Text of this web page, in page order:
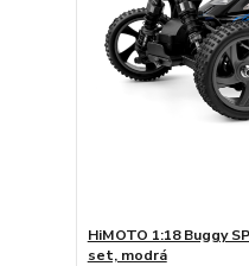
HiMOTO 1:18 Buggy
set, modrá